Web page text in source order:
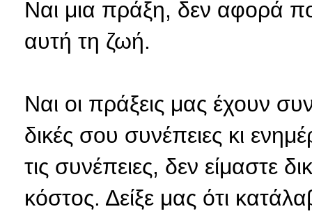
Ναι μια πράξη, δεν αφορά
αυτή τη ζωή.
Ναι οι πράξεις μας έχουν
δικές σου συνέπειες κι
τις συνέπειες, δεν είμαστε
κόστος. Δείξε μας ότι